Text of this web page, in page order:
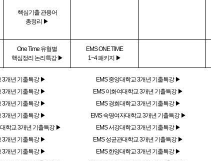
핵심기출 관용어
총정리 ▶
One Time 유형별
핵심정리 논리특강 ▶
EMS ONE TIME
1~4 패키지 ▶
3개년 기출특강 ▶
3개년 기출특강 ▶
3개년 기출특강 ▶
3개년 기출특강 ▶
학교 3개년 기출특강 ▶
3개년 기출특강 ▶
3개년 기출특강 ▶
EMS 중앙대학교 3개년 기출특강 ▶
EMS 이화여대학교 3개년 기출특강 ▶
EMS 경희대학교 3개년 기출특강 ▶
EMS 숙명여자대학교 3개년 기출특강 ▶
EMS 서강대학교 3개년 기출특강 ▶
EMS 성균관대학교 3개년 기출특강 ▶
EMS 한양대학교 3개년 기출특강 ▶